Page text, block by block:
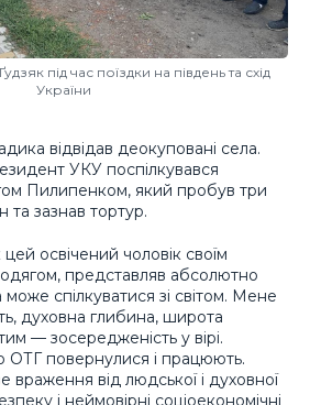
під час поїздки на південь та схід
України
відвідав деокуповані села.
УКУ поспілкувався
Пилипенком, який пробув три
та зазнав тортур.
освічений чоловік своїм
представляв абсолютно
спілкуватися зі світом. Мене
духовна глибина, широта
— зосередженість у вірі.
ОТГ повернулися і працюють.
враження від людської і духовної
і неймовірні соціоекономічні